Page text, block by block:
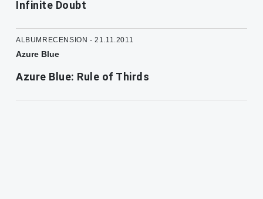
Infinite Doubt
ALBUMRECENSION - 21.11.2011
Azure Blue
Azure Blue: Rule of Thirds